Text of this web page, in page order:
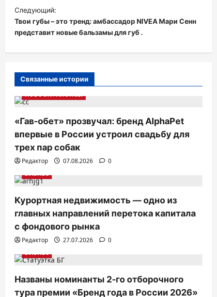
и
г
а
ц
я
п
а
п
и
я
м
Следующий:
Твои губы – это тренд: амбассадор NIVEA Мари Сенн
представит новые бальзамы для губ .
Связанные истории
НОВОСТИ АНОНСЫ
«Гав-обет» прозвучал: бренд AlphaPet
впервые в России устроил свадьбу для
трех пар собак
Редактор 07.08.2026
0
БИЗНЕС
Курортная недвижимость — одно из
главных направлений перетока капитала
с фондового рынка
Редактор 27.07.2026
0
БИЗНЕС
Названы номинанты 2-го отборочного
тура премии «Бренд года в России 2026»